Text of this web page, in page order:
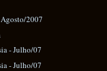
2007
- Julho/07
- Julho/07